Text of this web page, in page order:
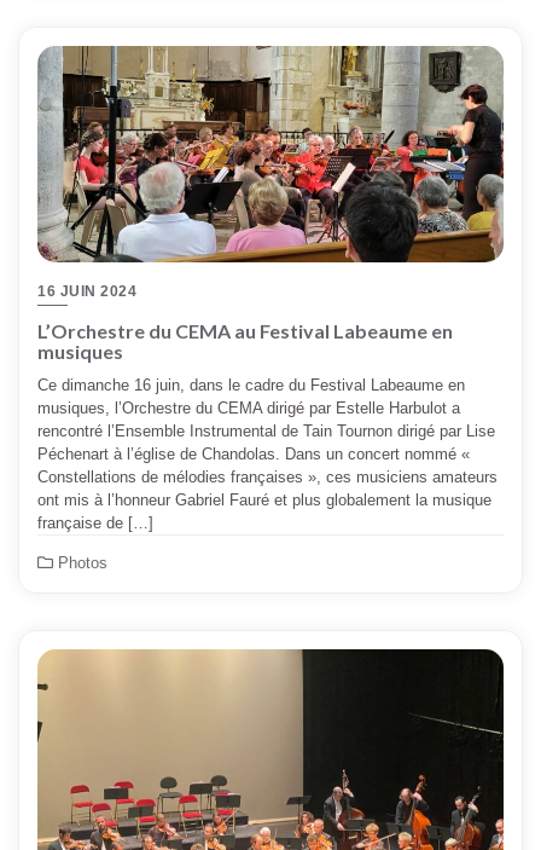
16 JUIN 2024
L’Orchestre du CEMA au Festival Labeaume en
musiques
Ce dimanche 16 juin, dans le cadre du Festival Labeaume en
musiques, l’Orchestre du CEMA dirigé par Estelle Harbulot a
rencontré l’Ensemble Instrumental de Tain Tournon dirigé par Lise
Péchenart à l’église de Chandolas. Dans un concert nommé «
Constellations de mélodies françaises », ces musiciens amateurs
ont mis à l’honneur Gabriel Fauré et plus globalement la musique
française de […]
Photos